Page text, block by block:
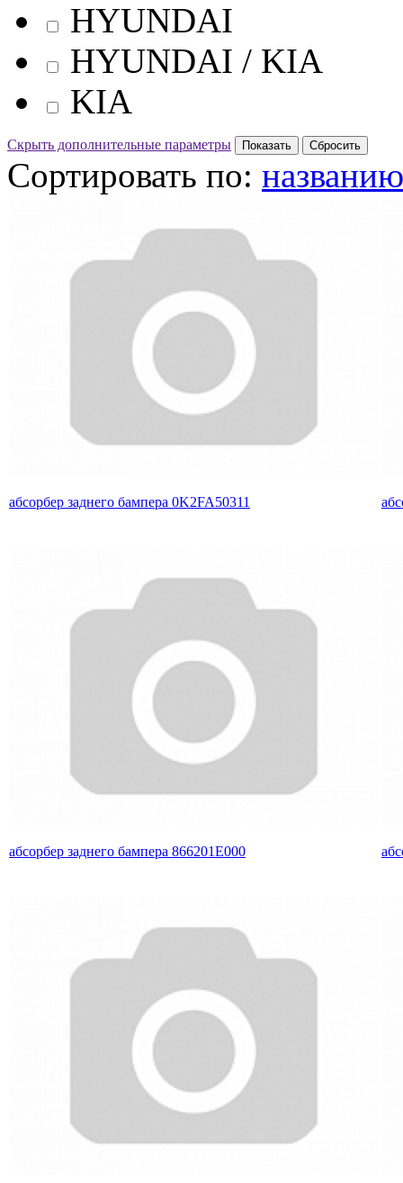
HYUNDAI
HYUNDAI / KIA
KIA
Скрыть дополнительные параметры
Сортировать по:
абсорбер заднего бампера 0K2FA50311
абсорбер заднего бампера 866201E000